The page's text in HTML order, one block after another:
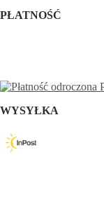
PŁATNOŚĆ
WYSYŁKA